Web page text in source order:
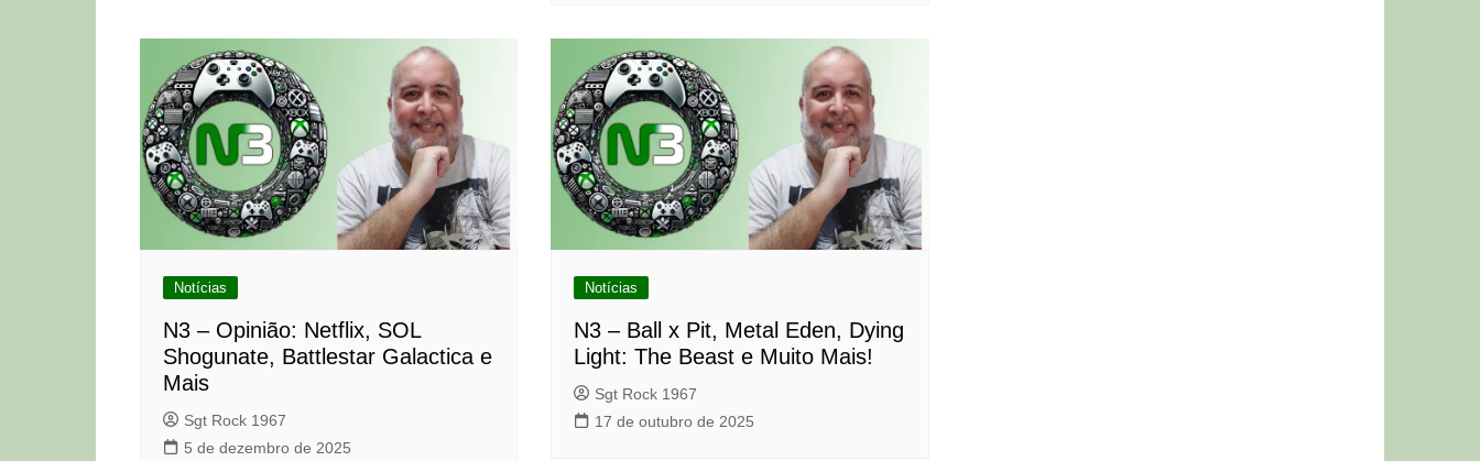
Notícias
N3 – Opinião: Netflix, SOL
Shogunate, Battlestar Galactica e
Mais
Sgt Rock 1967
5 de dezembro de 2025
Notícias
N3 – Ball x Pit, Metal Eden, Dying
Light: The Beast e Muito Mais!
Sgt Rock 1967
17 de outubro de 2025